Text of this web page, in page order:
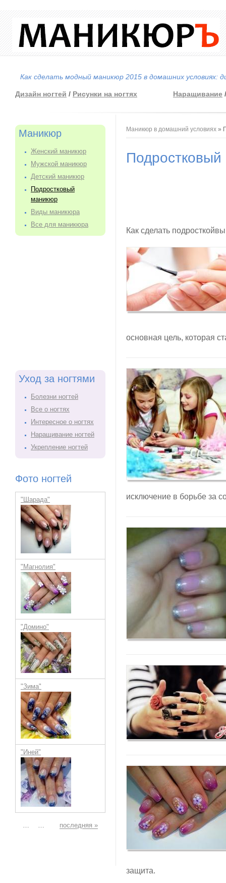
Как сделать модный маникюр 2015 в домашних условиях:
Дизайн ногтей / Рисунки на ногтях Наращивание
Маникюр
Женский маникюр
Мужской маникюр
Детский маникюр
Подростковый
маникюр
Виды маникюра
Все для маникюра
Уход за ногтями
Болезни ногтей
Все о ногтях
Интересное о ногтях
Наращивание ногтей
Укрепление ногтей
Фото ногтей
"Шарада"
"Магнолия"
"Домино"
"Зима"
"Иней"
Страницы
… … последняя »
Вы здесь
Маникюр в домашний условиях »
Как сделать
основная цель, которая
исключение в борьбе за
защита.